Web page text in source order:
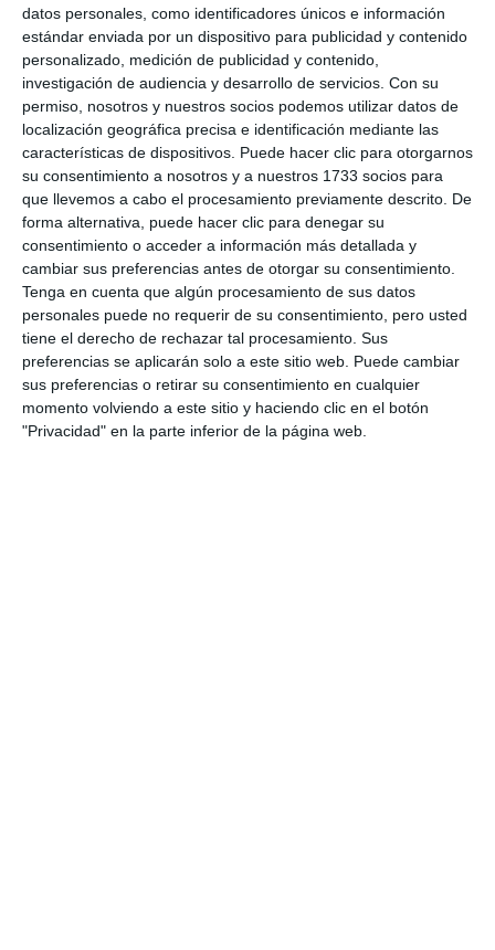
datos personales, como identificadores únicos e información
estándar enviada por un dispositivo para publicidad y contenido
personalizado, medición de publicidad y contenido,
investigación de audiencia y desarrollo de servicios. Con su
permiso, nosotros y nuestros socios podemos utilizar datos de
localización geográfica precisa e identificación mediante las
características de dispositivos. Puede hacer clic para otorgarnos
su consentimiento a nosotros y a nuestros 1733 socios para
que llevemos a cabo el procesamiento previamente descrito. De
forma alternativa, puede hacer clic para denegar su
consentimiento o acceder a información más detallada y
cambiar sus preferencias antes de otorgar su consentimiento.
Tenga en cuenta que algún procesamiento de sus datos
personales puede no requerir de su consentimiento, pero usted
tiene el derecho de rechazar tal procesamiento. Sus
preferencias se aplicarán solo a este sitio web. Puede cambiar
sus preferencias o retirar su consentimiento en cualquier
momento volviendo a este sitio y haciendo clic en el botón
"Privacidad" en la parte inferior de la página web.